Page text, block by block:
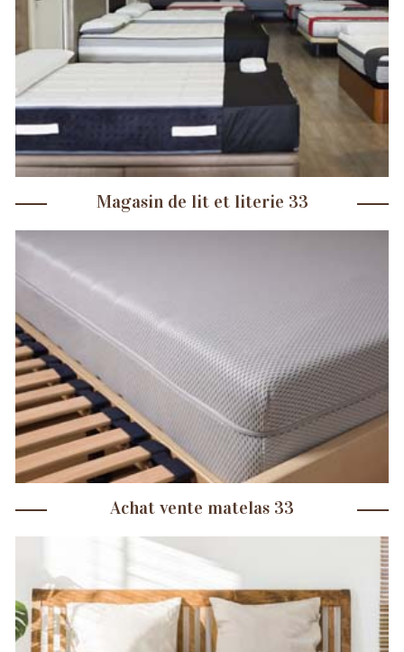
Magasin de lit et literie 33
Achat vente matelas 33